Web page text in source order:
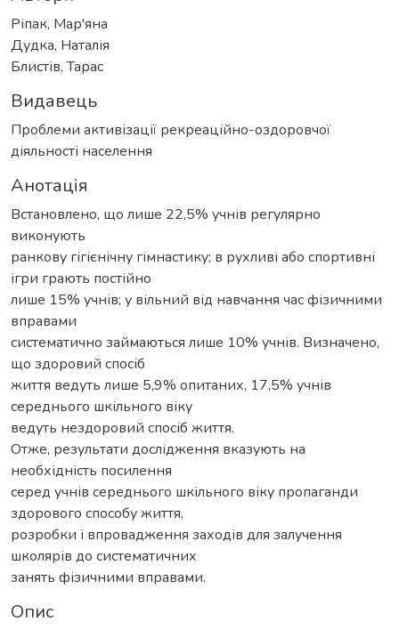
Ріпак, Мар'яна
Дудка, Наталія
Блистів, Тарас
Видавець
Проблеми активізації рекреаційно-оздоровчої
діяльності населення
Анотація
Встановлено, що лише 22,5% учнів регулярно
виконують
ранкову гігієнічну гімнастику; в рухливі або спортивні
ігри грають постійно
лише 15% учнів; у вільний від навчання час фізичними
вправами
систематично займаються лише 10% учнів. Визначено,
що здоровий спосіб
життя ведуть лише 5,9% опитаних, 17,5% учнів
середнього шкільного віку
ведуть нездоровий спосіб життя.
Отже, результати дослідження вказують на
необхідність посилення
серед учнів середнього шкільного віку пропаганди
здорового способу життя,
розробки і впровадження заходів для залучення
школярів до систематичних
занять фізичними вправами.
Опис